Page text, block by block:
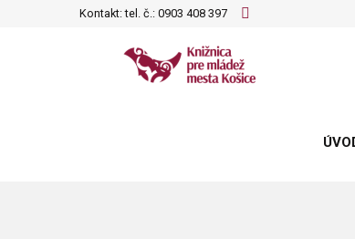
Kontakt: tel. č.: 0903 408 397